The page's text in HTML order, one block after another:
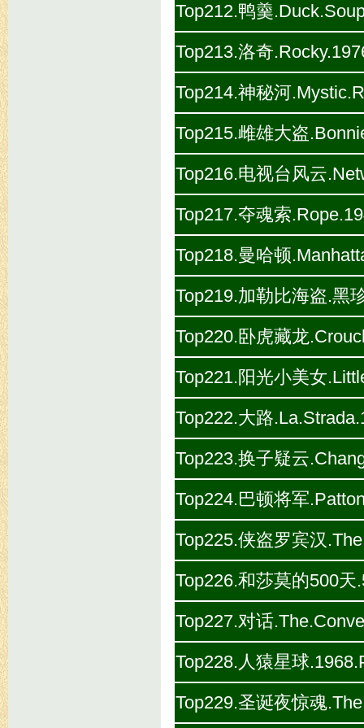
Top212.鸭羹
Top213.洛奇
Top214.神秘河
Top215.雌雄大盗
Top216.电视台风云
Top217.夺魂索
Top218.曼哈顿
Top219.加勒比海盗.黑
Top220.卧虎藏龙
Top221.阳光小美女
Top222.大路
Top223.换子疑云
Top224.巴顿将军
Top225.侠盗罗宾汉
Top226.和莎莫的500
Top227.对话
Top228.人猿星球
Top229.圣诞夜惊魂